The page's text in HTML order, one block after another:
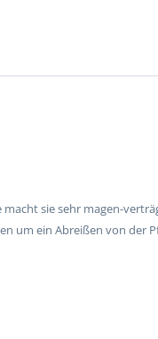
sie sehr magen-
um ein Abreißen von der